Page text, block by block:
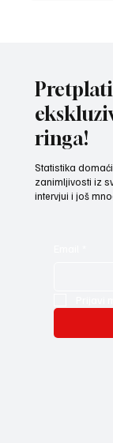
ringa!
Statistika
zanimljivosti iz
intervjui i još